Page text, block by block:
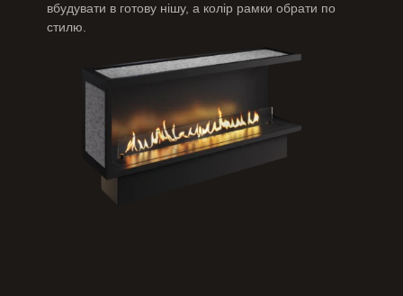
вбудувати в готову нішу, а колір рамки обрати по
стилю.